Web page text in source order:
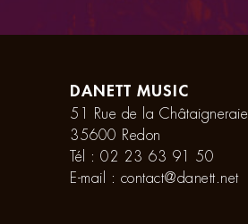
DANETT MUSIC
51 Rue de la Châtaigneraie,
35600 Redon
Tél : 02 23 63 91 50
E-mail : contact@danett.net